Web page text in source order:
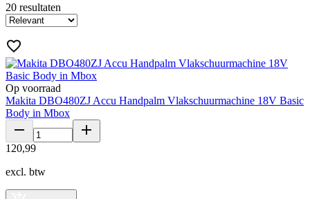
20 resultaten
Op voorraad
Makita DBO480ZJ Accu Handpalm Vlakschuurmachine 18V Basic
Body in Mbox
120,99
excl. btw